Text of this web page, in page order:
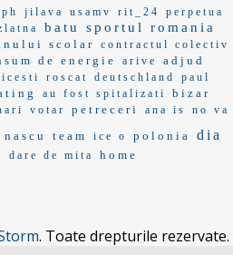
jilava usamv rit_24
perpetua
batu sportul
romania
scolar
contractul colectiv
de energie arive adjud
roscat deutschland
paul
au fost spitalizati
bizar
votar petreceri ana is no va
nascu team ice o polonia
dia
dare de mita home
. Toate drepturile rezervate.